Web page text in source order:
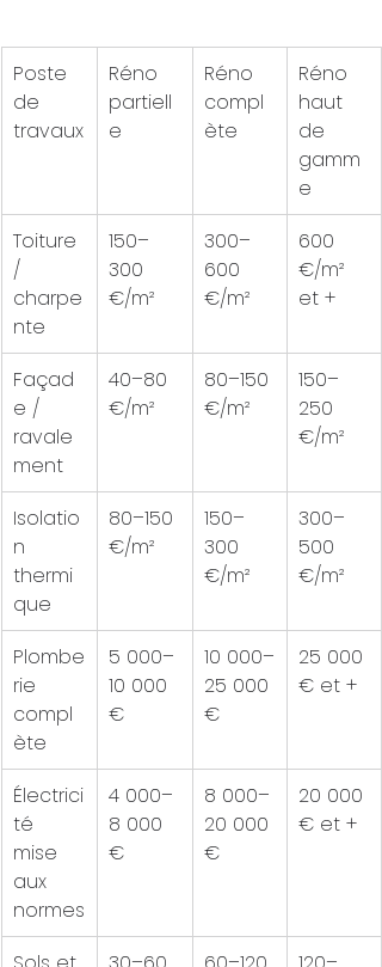
Poste
de
travaux
Réno
partiell
e
Réno
compl
ète
Réno
haut
de
gamm
e
Toiture
/
charpe
nte
150–
300
€/m²
300–
600
€/m²
600
€/m²
et +
Façad
e /
ravale
ment
40–80
€/m²
80–150
€/m²
150–
250
€/m²
Isolatio
n
thermi
que
80–150
€/m²
150–
300
€/m²
300–
500
€/m²
Plombe
rie
compl
ète
5 000–
10 000
€
10 000–
25 000
€
25 000
€ et +
Électrici
té
mise
aux
normes
4 000–
8 000
€
8 000–
20 000
€
20 000
€ et +